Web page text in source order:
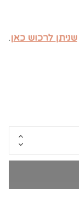
שניתן לרכוש כאן.